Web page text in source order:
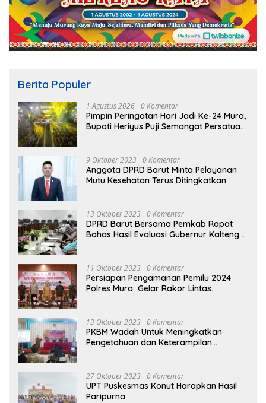
Berita Populer
1 Agustus 2026 0 Komentar
Pimpin Peringatan Hari Jadi Ke-24 Mura,
Bupati Heriyus Puji Semangat Persatuan
9 Oktober 2023 0 Komentar
Anggota DPRD Barut Minta Pelayanan
Mutu Kesehatan Terus Ditingkatkan
13 Oktober 2023 0 Komentar
DPRD Barut Bersama Pemkab Rapat
Bahas Hasil Evaluasi Gubernur Kalteng
11 Oktober 2023 0 Komentar
Persiapan Pengamanan Pemilu 2024
Polres Mura Gelar Rakor Lintas
13 Oktober 2023 0 Komentar
PKBM Wadah Untuk Meningkatkan
Pengetahuan dan Keterampilan
27 Oktober 2023 0 Komentar
UPT Puskesmas Konut Harapkan Hasil
Paripurna